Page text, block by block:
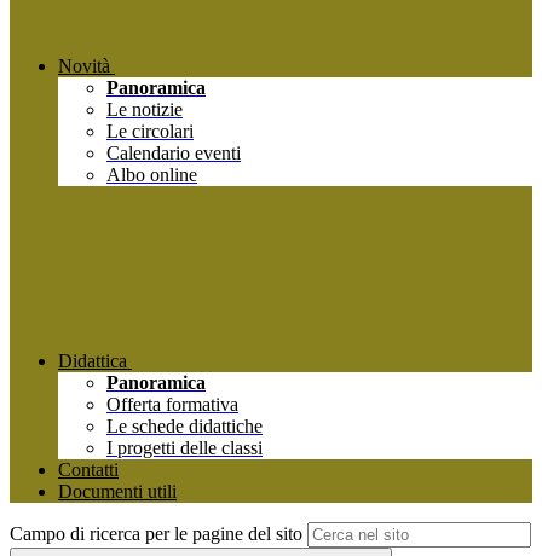
Novità
Panoramica
Le notizie
Le circolari
Calendario eventi
Albo online
Didattica
Panoramica
Offerta formativa
Le schede didattiche
I progetti delle classi
Contatti
Documenti utili
Campo di ricerca per le pagine del sito